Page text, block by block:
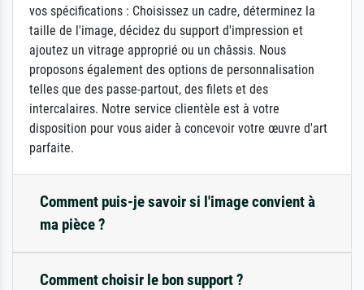
vos spécifications : Choisissez un cadre, déterminez la
taille de l'image, décidez du support d'impression et
ajoutez un vitrage approprié ou un châssis. Nous
proposons également des options de personnalisation
telles que des passe-partout, des filets et des
intercalaires. Notre service clientèle est à votre
disposition pour vous aider à concevoir votre œuvre d'art
parfaite.
Comment puis-je savoir si l'image convient à
ma pièce ?
Comment choisir le bon support ?